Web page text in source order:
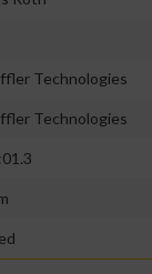
Technologies
Technologies